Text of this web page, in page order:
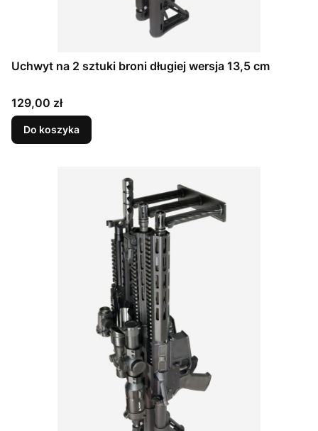
Uchwyt na 2 sztuki broni długiej wersja 13,5 cm
Cena
129,00 zł
Do koszyka